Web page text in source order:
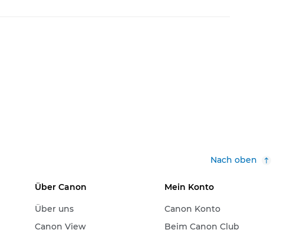
Nach oben
Über Canon
Über uns
Canon View
Mein Konto
Canon Konto
Beim Canon Club